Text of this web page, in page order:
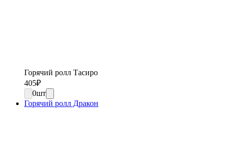
Горячий ролл Тасиро
405₽
0шт
Горячий ролл Дракон